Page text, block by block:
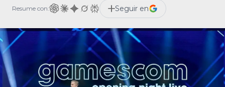
gamescom 2023 Opening Night Live se
llevará a cabo este 22 de agosto de 2023 […]
Resume con: Seguir en